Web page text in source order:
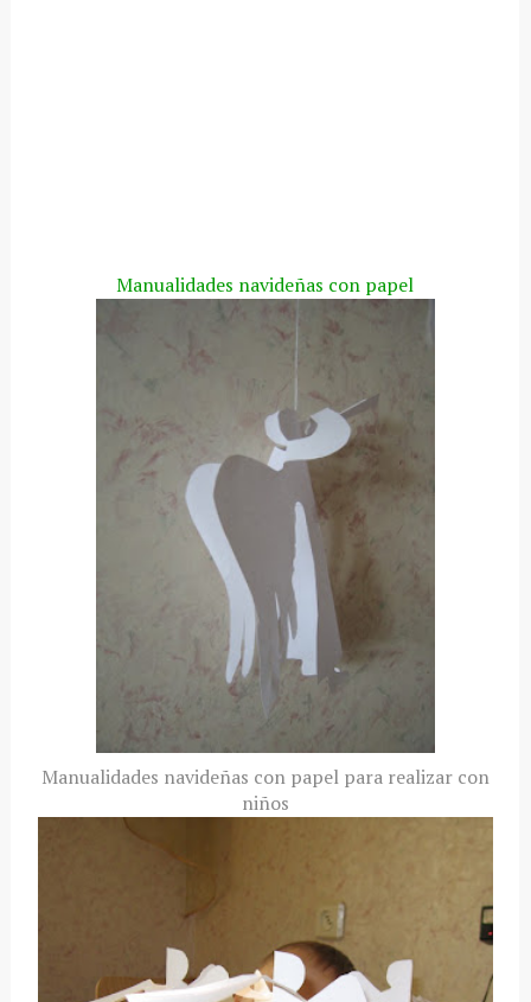
Manualidades navideñas con papel
Manualidades navideñas con papel para realizar con
niños